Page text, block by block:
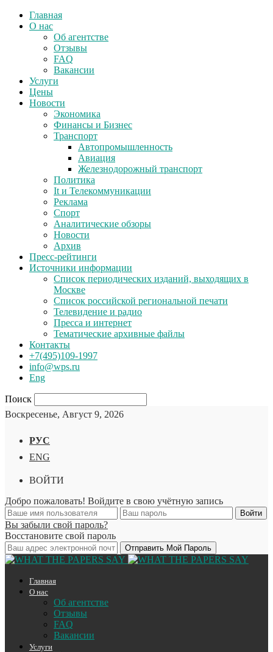
Главная
О нас
Об агентстве
Отзывы
FAQ
Вакансии
Услуги
Цены
Новости
Экономика
Финансы и Бизнес
Транспорт
Автопромышленность
Авиация
Железнодорожный транспорт
Политика
It и Телекоммуникации
Реклама
Спорт
Аналитические обзоры
Новости
Архив
Пресс-рейтинги
Источники информации
Список периодических изданий, выходящих в
Москве
Список российской региональной печати
Телевидение и радио
Пресса и интернет
Тематические архивные файлы
Контакты
+7(495)109-1997
info@wps.ru
Eng
Поиск
Воскресенье, Август 9, 2026
РУС
ENG
ВОЙТИ
Добро пожаловать! Войдите в свою учётную запись
Вы забыли свой пароль?
Восстановите свой пароль
Главная
О нас
Об агентстве
Отзывы
FAQ
Вакансии
Услуги